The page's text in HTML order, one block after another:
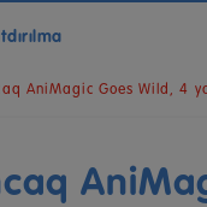
AniMagic Goes Wild, 4